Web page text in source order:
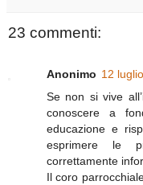
23 commenti:
Anonimo 12
Se non si vive
conoscere a
educazione e
esprimere le
correttamente
Il coro